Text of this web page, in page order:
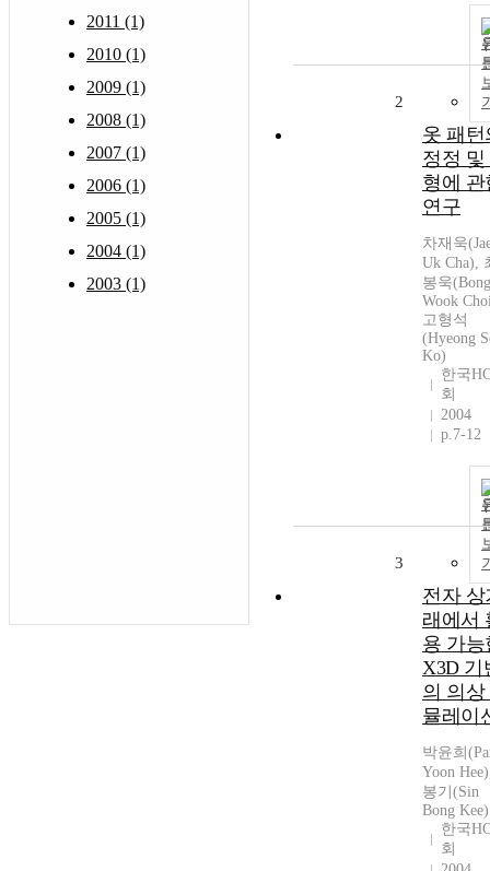
2011 (1)
2010 (1)
2009 (1)
2008 (1)
2007 (1)
2006 (1)
2005 (1)
2004 (1)
2003 (1)
2
옷 패턴
정정 및
형에 관
연구
차재욱
Uk Cha),
봉욱(Bong
Wook
고형석
(Hyeong
Ko)
한국
회
2004
p.7-12
3
전자 상
래에서
용 가능
X3D 기
의 의상
뮬레이
박윤희
Yoon
봉기(Sin
Bong Kee)
한국
회